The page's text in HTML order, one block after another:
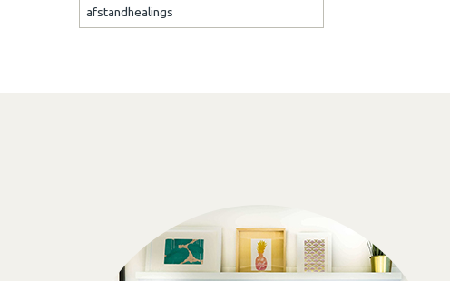
afstandhealings